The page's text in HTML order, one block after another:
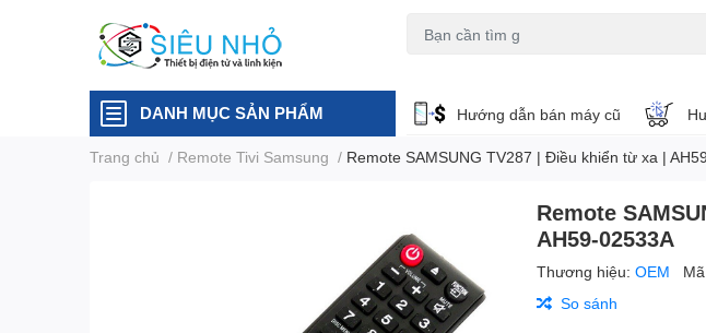
DANH MỤC SẢN PHẨM Hướng dẫn bán máy cũ
Trang chủ / Remote Tivi Samsung / Remote SAMSUNG TV287 | Điều khiển từ xa |
Remote
AH59-02533A
Thương hiệu:OEM
So sánh